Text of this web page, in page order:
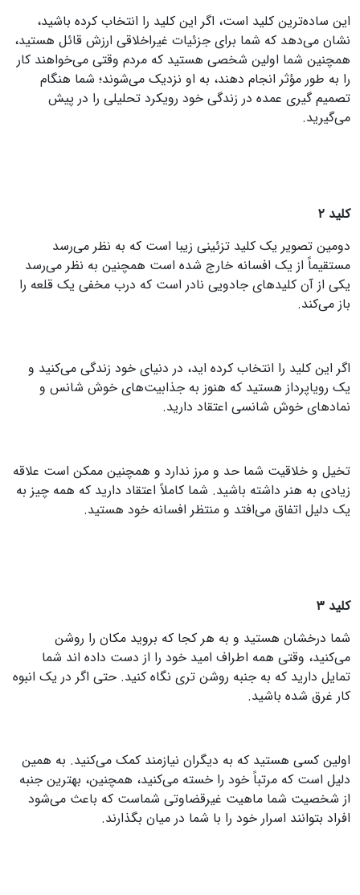
این ساده‌ترین کلید است، اگر این کلید را انتخاب کرده باشید،
نشان می‌دهد که شما برای جزئیات غیراخلاقی ارزش قائل هستید،
همچنین شما اولین شخصی هستید که مردم وقتی می‌خواهند کار
را به طور مؤثر انجام دهند، به او نزدیک می‌شوند؛ شما هنگام
تصمیم گیری عمده در زندگی خود رویکرد تحلیلی را در پیش
می‌گیرید.
کلید ۲
دومین تصویر یک کلید تزئینی زیبا است که به نظر می‌رسد
مستقیماً از یک افسانه خارج شده است همچنین به نظر می‌رسد
یکی از آن کلید‌های جادویی نادر است که درب مخفی یک قلعه را
باز می‌کند.
اگر این کلید را انتخاب کرده اید، در دنیای خود زندگی می‌کنید و
یک رویاپرداز هستید که هنوز به جذابیت‌های خوش شانس و
نماد‌های خوش شانسی اعتقاد دارید.
تخیل و خلاقیت شما حد و مرز ندارد و همچنین ممکن است علاقه
زیادی به هنر داشته باشید. شما کاملاً اعتقاد دارید که همه چیز به
یک دلیل اتفاق می‌افتد و منتظر افسانه خود هستید.
کلید ۳
شما درخشان هستید و به هر کجا که بروید مکان را روشن
می‌کنید، وقتی همه اطراف امید خود را از دست داده اند شما
تمایل دارید که به جنبه روشن تری نگاه کنید. حتی اگر در یک انبوه
کار غرق شده باشید.
اولین کسی هستید که به دیگران نیازمند کمک می‌کنید. به همین
دلیل است که مرتباً خود را خسته می‌کنید، همچنین، بهترین جنبه
از شخصیت شما ماهیت غیرقضاوتی شماست که باعث می‌شود
افراد بتوانند اسرار خود را با شما در میان بگذارند.